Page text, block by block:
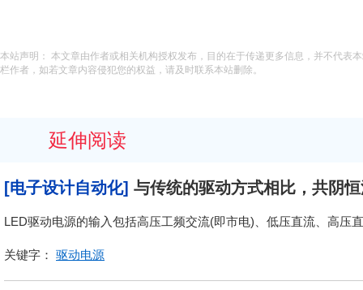
本站声明： 本文章由作者或相关机构授权发布，目的在于传递更多信息，并不代表
栏作者，如若文章内容侵犯您的权益，请及时联系本站删除。
延伸阅读
[电子设计自动化] 与传统的驱动方式相比，共阴
LED驱动电源的输入包括高压工频交流(即市电)、低压直流、高压
关键字： 驱动电源